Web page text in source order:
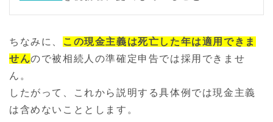
ちなみに、
この現金主義は死亡した年は適用できま
せんので被相続人の準確定申告では採用できませ
ん。
したがって、これから説明する具体例では現金主義
は含めないこととします。